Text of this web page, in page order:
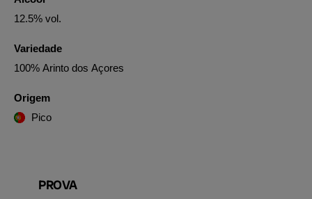
12.5% vol.
Variedade
100% Arinto dos Açores
Origem
Pico
PROVA